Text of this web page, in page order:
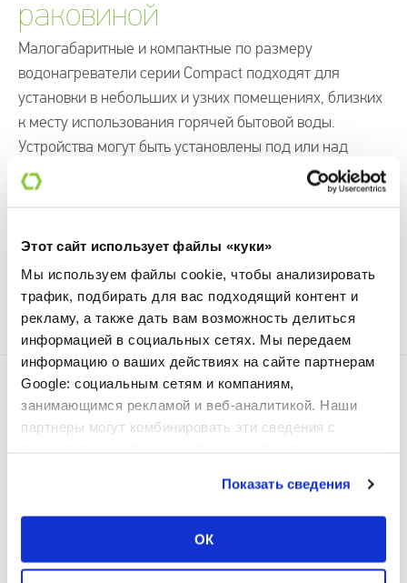
Этот сайт использует файлы «куки»
Мы используем файлы cookie, чтобы анализировать
трафик, подбирать для вас подходящий контент и
рекламу, а также дать вам возможность делиться
информацией в социальных сетях. Мы передаем
информацию о ваших действиях на сайте партнерам
Google: социальным сетям и компаниям,
занимающимся рекламой и веб-аналитикой. Наши
партнеры могут комбинировать эти сведения с
Показать сведения
ОК
раковиной
Малогабаритные и компактные по размеру
водонагреватели серии Compact подходят для
установки в небольших и узких помещениях, близких
к месту использования горячей бытовой воды.
Устройства могут быть установлены под или над
регулирующим поток смесительным краном.
Разработанный маломощный электрический
Просмотреть все продукты